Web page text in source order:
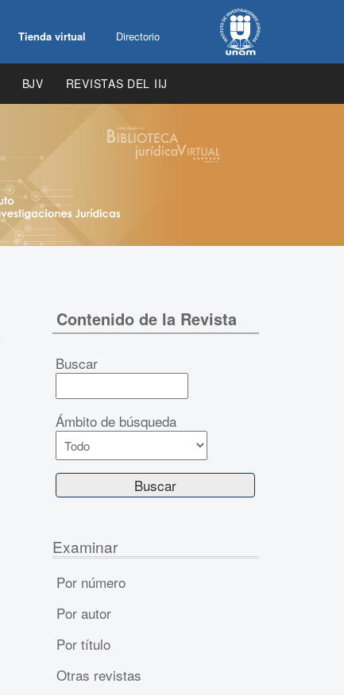
Tienda virtual Directorio
BJV REVISTAS DEL IIJ
Contenido de la Revista
Buscar
Ámbito de búsqueda
Examinar
Por número
Por autor
Por título
Otras revistas